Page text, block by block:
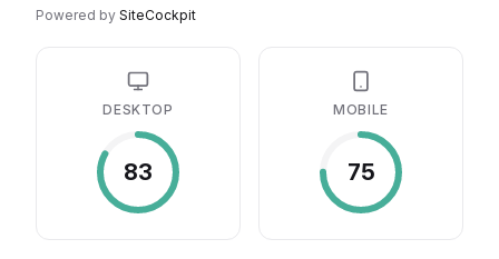
Powered by SiteCockpit
DESKTOP
83
MOBILE
75